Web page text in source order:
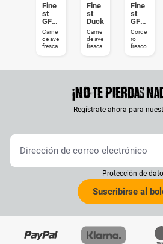
Fine
st
GF
Seni
or
Carne
de ave
fresca
Fine
st
Duck
Carne
de ave
fresca
Fine
st
GF
Lam
b
Corde
ro
fresco
¡No te pierdas
Regístrate ahora para
Protección de
Suscribirse al